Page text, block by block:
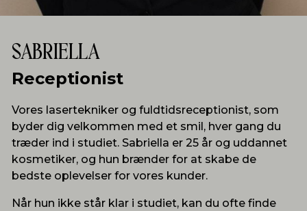
SABRIELLA
Receptionist
Vores lasertekniker og fuldtidsreceptionist, som
byder dig velkommen med et smil, hver gang du
træder ind i studiet. Sabriella er 25 år og uddannet
kosmetiker, og hun brænder for at skabe de
bedste oplevelser for vores kunder.
Når hun ikke står klar i studiet, kan du ofte finde